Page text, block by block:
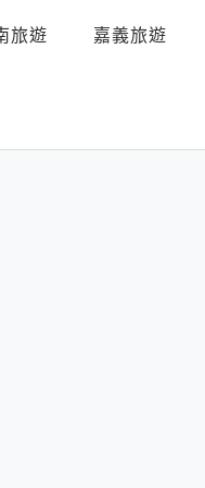
旅遊 嘉義旅遊